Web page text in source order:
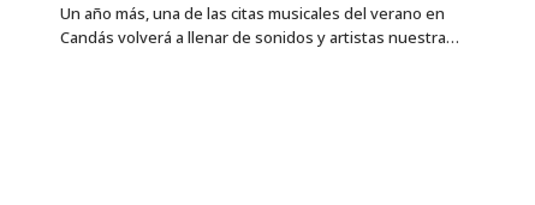
Un año más, una de las citas musicales del verano en
Candás volverá a llenar de sonidos y artistas nuestra…